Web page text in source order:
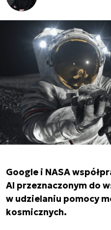
Google i NASA
AI przeznaczonym do
w udzielaniu pomocy
kosmicznych.